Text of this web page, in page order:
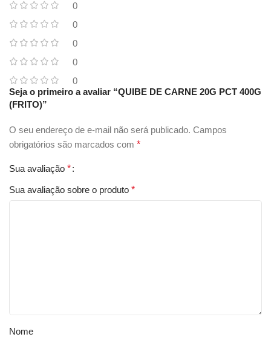
0
0
0
0
0
Seja o primeiro a avaliar “QUIBE DE CARNE 20G PCT 400G
(FRITO)”
O seu endereço de e-mail não será publicado. Campos
obrigatórios são marcados com *
Sua avaliação *
Sua avaliação sobre o produto *
Nome